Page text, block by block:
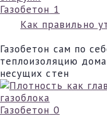
Газобетон 1
Как правильно
Газобетон сам по
теплоизоляцию
несущих стен
Газобетон 0